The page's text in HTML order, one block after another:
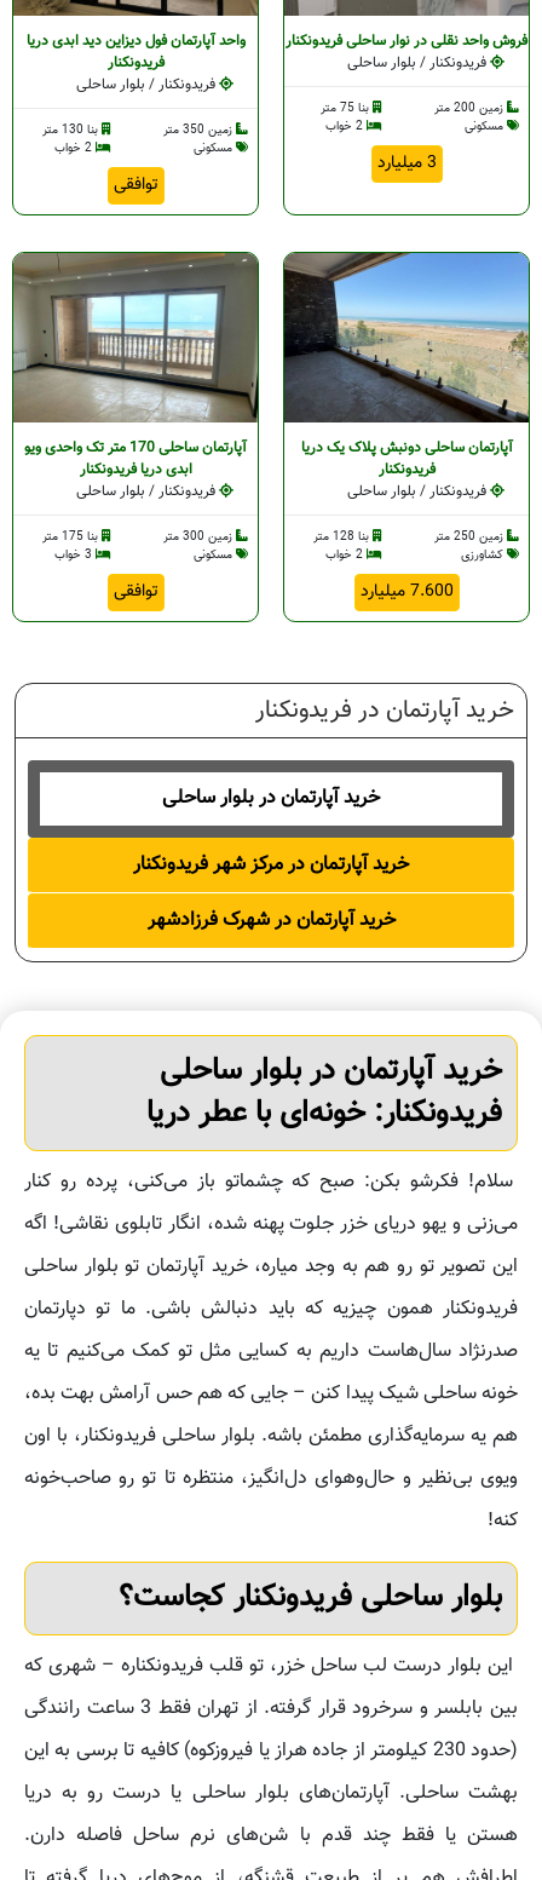
فروش واحد نقلی در نوار ساحلی فریدونکنار
فریدونکنار / بلوار ساحلی
زمین 200 متر
بنا 75 متر
مسکونی
3 میلیارد
واحد آپارتمان فول دیزاین دید ابدی دریا
فریدونکنار
فریدونکنار / بلوار ساحلی
زمین 350 متر
بنا 130 متر
مسکونی
توافقی
آپارتمان ساحلی دونبش پلاک یک دریا
فریدونکنار
فریدونکنار / بلوار ساحلی
زمین 250 متر
بنا 128 متر
کشاورزی
7.600 میلیارد
آپارتمان ساحلی 170 متر تک واحدی ویو
ابدی دریا فریدونکنار
فریدونکنار / بلوار ساحلی
زمین 300 متر
بنا 175 متر
مسکونی
توافقی
خرید آپارتمان در فریدونکنار
خرید آپارتمان در بلوار ساحلی
خرید آپارتمان در مرکز شهر فریدونکنار
خرید آپارتمان در شهرک فرزادشهر
خرید آپارتمان در بلوار ساحلی
فریدونکنار: خونه‌ای با عطر دریا
سلام! فکرشو بکن: صبح که چشماتو باز می‌کنی، پرده رو کنار
می‌زنی و یهو دریای خزر جلوت پهنه شده، انگار تابلوی نقاشی! اگه
این تصویر تو رو هم به وجد میاره، خرید آپارتمان تو بلوار ساحلی
فریدونکنار همون چیزیه که باید دنبالش باشی. ما تو دپارتمان
صدرنژاد سال‌هاست داریم به کسایی مثل تو کمک می‌کنیم تا یه
خونه ساحلی شیک پیدا کنن – جایی که هم حس آرامش بهت بده،
هم یه سرمایه‌گذاری مطمئن باشه. بلوار ساحلی فریدونکنار، با اون
ویوی بی‌نظیر و حال‌وهوای دل‌انگیز، منتظره تا تو رو صاحب‌خونه
کنه!
بلوار ساحلی فریدونکنار کجاست؟
این بلوار درست لب ساحل خزر، تو قلب فریدونکناره – شهری که
بین بابلسر و سرخرود قرار گرفته. از تهران فقط 3 ساعت رانندگی
(حدود 230 کیلومتر از جاده هراز یا فیروزکوه) کافیه تا برسی به این
بهشت ساحلی. آپارتمان‌های بلوار ساحلی یا درست رو به دریا
هستن یا فقط چند قدم با شن‌های نرم ساحل فاصله دارن.